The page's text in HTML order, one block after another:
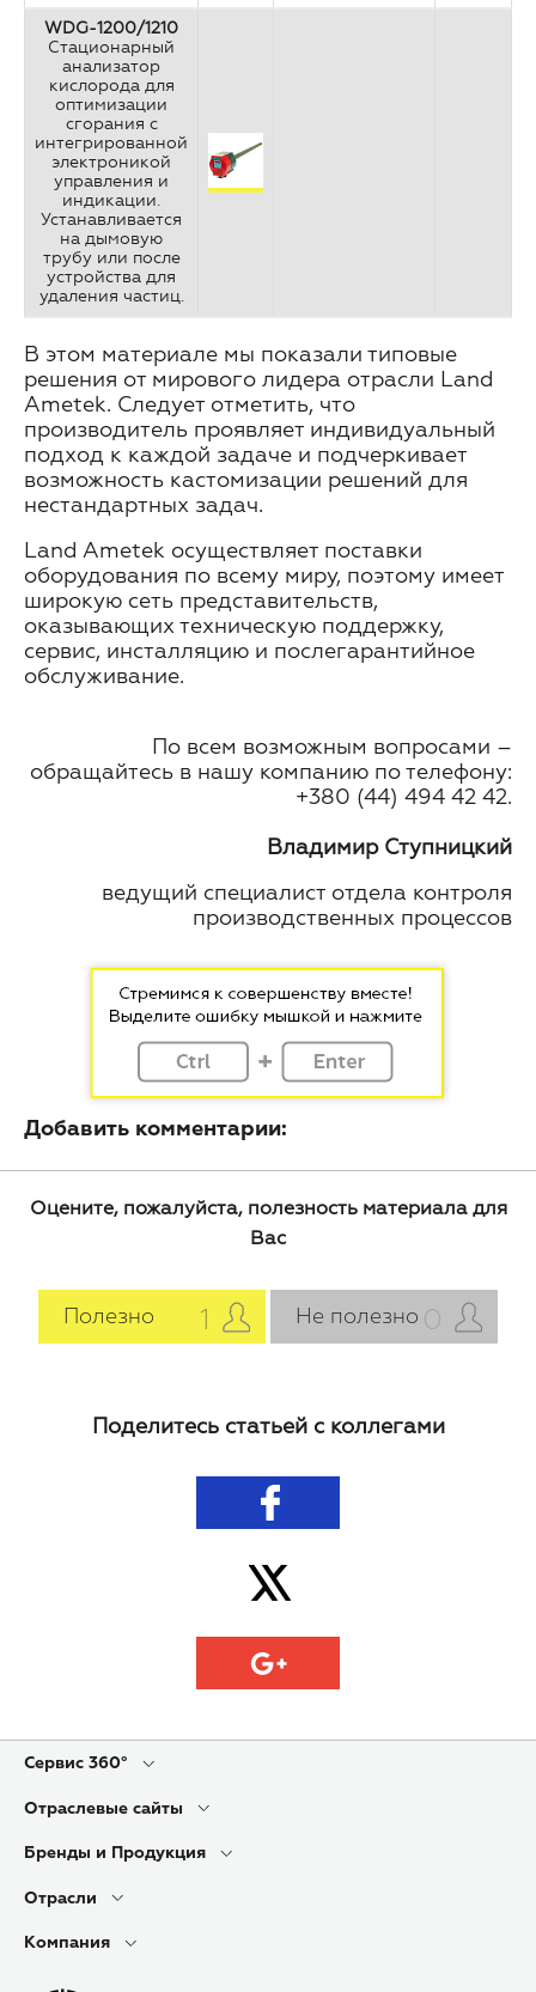
WDG-1200/1210
Стационарный
анализатор
кислорода для
оптимизации
сгорания с
интегрированной
электроникой
управления и
индикации.
Устанавливается
на дымовую
трубу или после
устройства для
удаления частиц.
В этом материале мы показали типовые
решения от мирового лидера отрасли Land
Ametek. Следует отметить, что
производитель проявляет индивидуальный
подход к каждой задаче и подчеркивает
возможность кастомизации решений для
нестандартных задач.
Land Ametek осуществляет поставки
оборудования по всему миру, поэтому имеет
широкую сеть представительств,
оказывающих техническую поддержку,
сервис, инсталляцию и послегарантийное
обслуживание.
По всем возможным вопросами –
обращайтесь в нашу компанию по телефону:
+380 (44) 494 42 42.
Владимир Ступницкий
ведущий специалист отдела контроля
производственных процессов
Добавить комментарии:
Оцените, пожалуйста, полезность материала для
Вас
Полезно 1 Не полезно 0
Поделитесь статьей с коллегами
Сервис 360°
Отраслевые сайты
Бренды и Продукция
Отрасли
Компания